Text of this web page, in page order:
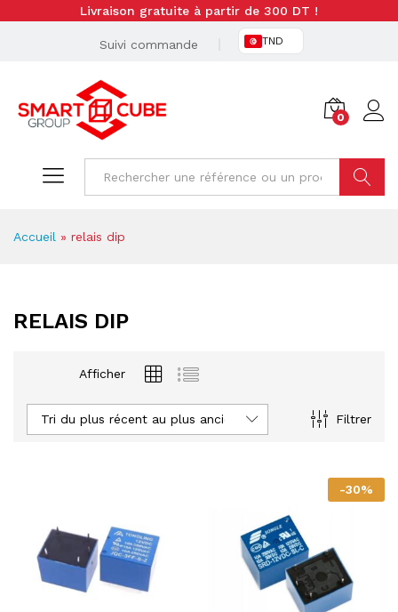
Livraison gratuite à partir de 300 DT !
Suivi commande TND
0
Accueil » relais dip
RELAIS DIP
Afficher
Filtrer
Tri du plus récent au plus ancien
-30%